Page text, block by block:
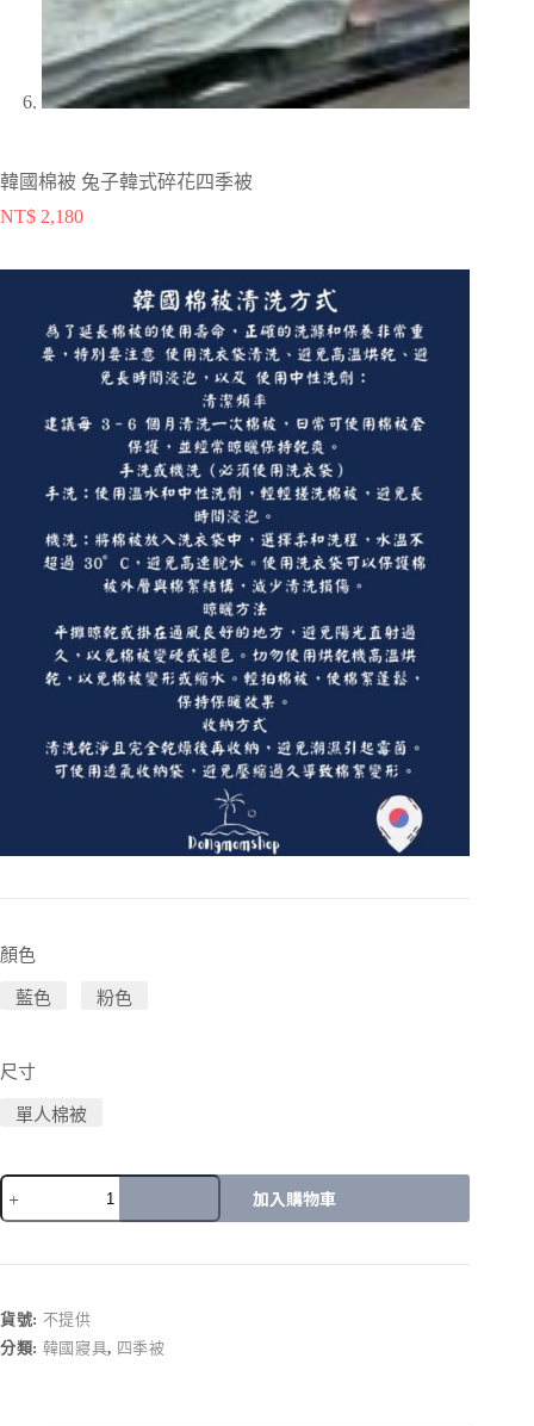
韓國棉被 兔子韓式碎花四季被
NT$ 2,180
顏色
藍色 粉色
尺寸
單人棉被
加入購物車
r
n
a
貨號: 不提供
分類: 韓國寢具, 四季被